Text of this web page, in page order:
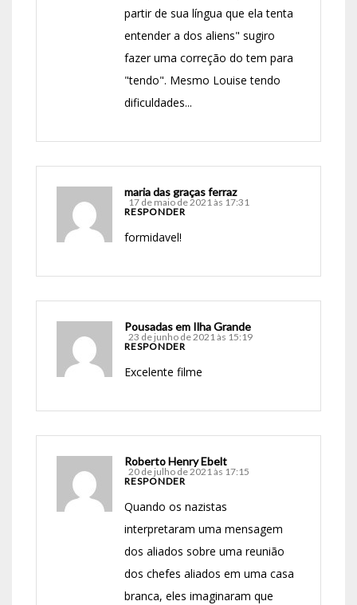
partir de sua língua que ela tenta
entender a dos aliens" sugiro
fazer uma correção do tem para
"tendo". Mesmo Louise tendo
dificuldades...
maria das graças ferraz
17 de maio de 2021 às 17:31
RESPONDER
formidavel!
Pousadas em Ilha Grande
23 de junho de 2021 às 15:19
RESPONDER
Excelente filme
Roberto Henry Ebelt
20 de julho de 2021 às 17:15
RESPONDER
Quando os nazistas
interpretaram uma mensagem
dos aliados sobre uma reunião
dos chefes aliados em uma casa
branca, eles imaginaram que